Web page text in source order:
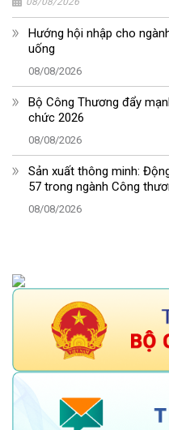
Hướng hội nhập cho
uống
08/08/2026
Bộ Công Thương đẩy
chức 2026
08/08/2026
Sản xuất thông minh:
57 trong ngành Công
08/08/2026